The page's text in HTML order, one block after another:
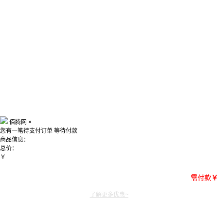
佰腾网 ×
您有一笔待支付订单 等待付款
商品信息：
总价：
￥
需付款￥
了解更多优惠~